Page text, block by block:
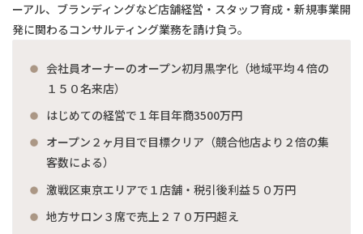
ーアル、ブランディングなど店舗経営・スタッフ育成・新規事業開
発に関わるコンサルティング業務を請け負う。
会社員オーナーのオープン初月黒字化（地域平均４倍の
１５０名来店）
はじめての経営で１年目年商3500万円
オープン２ヶ月目で目標クリア（競合他店より２倍の集
客数による）
激戦区東京エリアで１店舗・税引後利益５０万円
地方サロン３席で売上２７０万円超え